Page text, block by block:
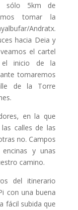
sólo 5km de
tomar la
Andratx.
hacia Deia y
el cartel
el inicio de la
tomaremos
de la Torre
en la que
calles de las
no. Campos
y unas
camino.
del itinerario
con una buena
fácil subida que